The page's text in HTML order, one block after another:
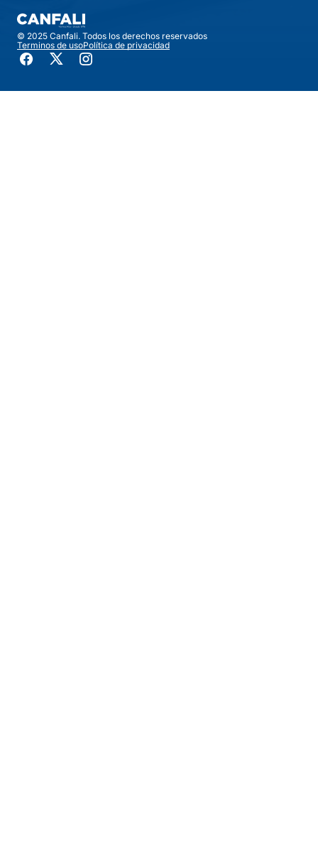
© 2025 Canfali. Todos los derechos reservados
Terminos de usoPolítica de privacidad